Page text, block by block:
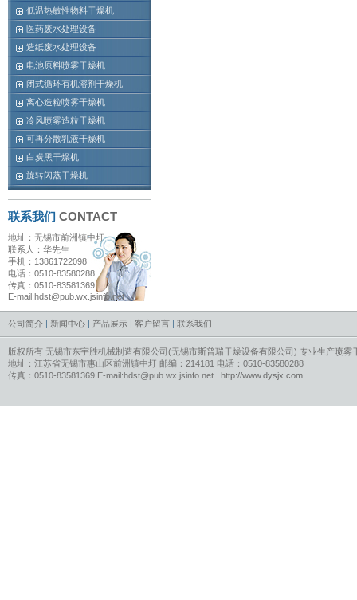
低温热敏性物料干燥机
医药废水处理设备
造纸废水处理设备
电池原料喷雾干燥机
闭式循环有机溶剂干燥机
离心造粒喷雾干燥机
冷风喷雾造粒干燥机
可再分散乳液干燥机
白炭黑干燥机
旋转闪蒸干燥机
联系我们 CONTACT
地址：无锡市前洲镇中圩
联系人：华先生
手机：13861722098
电话：0510-83580288
传真：0510-83581369
E-mail:hdst@pub.wx.jsinfo.net
公司简介 | 新闻中心 | 产品展示 | 客户留言 | 联系我们
版权所有 无锡市东宇胜机械制造有限公司(无锡市斯普瑞干燥设备有限公司) 专业生产喷雾
地址：江苏省无锡市惠山区前洲镇中圩 邮编：214181 电话：0510-83580288
传真：0510-83581369 E-mail:hdst@pub.wx.jsinfo.net http://www.dysjx.com